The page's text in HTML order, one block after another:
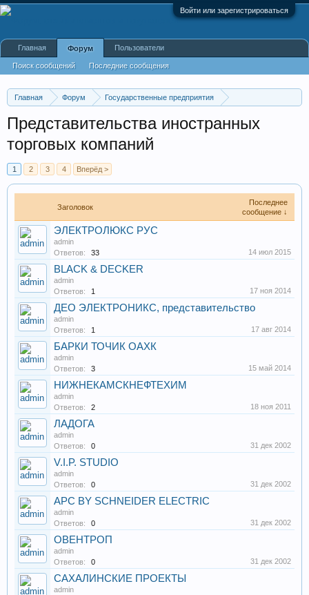
Войти или зарегистрироваться
Главная Форум
Государственные предприятия
Представительства иностранных
торговых компаний
1 2 3 4 Вперёд >
Заголовок
Последнее
сообщение ↓
ЭЛЕКТРОЛЮКС РУС
admin
Ответов:
33 14 июл 2015
BLACK & DECKER
admin
Ответов:
1 17 ноя 2014
ДЕО ЭЛЕКТРОНИКС, представительство
admin
Ответов:
1 17 авг 2014
БАРКИ ТОЧИК ОАХК
admin
Ответов:
3 15 май 2014
НИЖНЕКАМСКНЕФТЕХИМ
admin
Ответов:
2 18 ноя 2011
ЛАДОГА
admin
Ответов:
0 31 дек 2002
V.I.P. STUDIO
admin
Ответов:
0 31 дек 2002
APC BY SCHNEIDER ELECTRIC
admin
Ответов:
0 31 дек 2002
ОВЕНТРОП
admin
Ответов:
0 31 дек 2002
САХАЛИНСКИЕ ПРОЕКТЫ
admin
Главная Форум
Поиск сообщений Последние сообщения
Пользователи